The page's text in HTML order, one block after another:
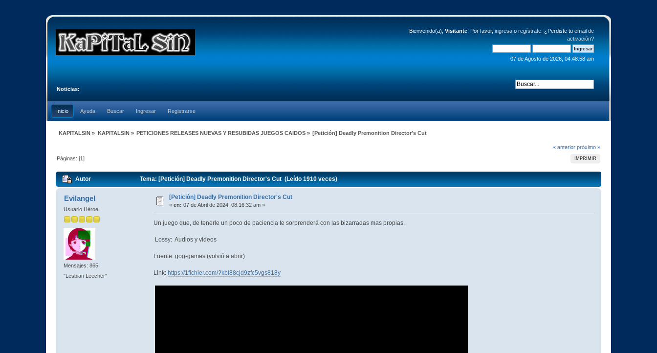
Bienvenido(a), Visitante. Por favor, ingresao regístrate. ¿Perdiste tu email de
activación?
07 de Agosto de 2026, 04:48:58 am
Noticias:
Inicio Ayuda Buscar Ingresar Registrarse
KAPITALSIN » KAPITALSIN» PETICIONES RELEASES NUEVAS Y RESUBIDAS JUEGOS CAIDOS » [Petición] Deadly Premonition Director's Cut
« anterior próximo »
IMPRIMIR
Páginas: [1]
Autor Tema: [Petición] Deadly Premonition Director's Cut (Leído 1910 veces)
Evilangel
Usuario Héroe
Mensajes: 865
"Lesbian Leecher"
[Petición] Deadly Premonition Director's Cut
«en: 07 de Abril de 2024, 08:16:32 am »
Un juego que, de tenerle un poco de paciencia te sorprenderá con las bizarradas mas propias.
Lossy: Audios y videos
Fuente: gog-games (volvió a abrir)
Link: https://1fichier.com/?kbl88cjd9zfc5vgs818y